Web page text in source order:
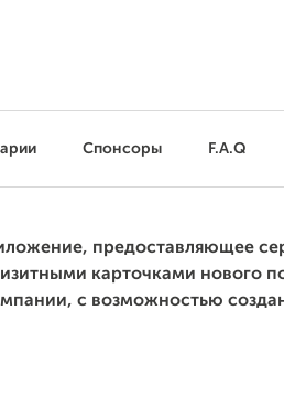
Спонсоры F.A.Q
предоставляющее
карточками нового
с возможностью